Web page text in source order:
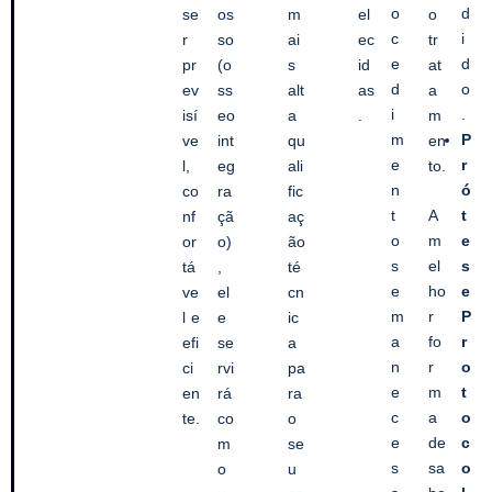
se
r
pr
ev
isí
ve
l,
co
nf
or
tá
ve
l e
efi
ci
en
te.
os
so
(o
ss
eo
int
eg
ra
çã
o)
el
e
se
rvi
rá
co
m
o
m
ai
s
alt
a
qu
ali
fic
aç
ão
té
cn
ic
a
pa
ra
o
se
u
o
c
e
d
i
m
e
n
t
o
s
e
m
a
n
e
c
e
s
el
ec
id
as
d
i
d
o
P
r
ó
t
e
s
e
P
r
o
t
o
c
o
o
tr
at
a
m
en
to.
A
m
el
ho
r
fo
r
m
a
de
sa